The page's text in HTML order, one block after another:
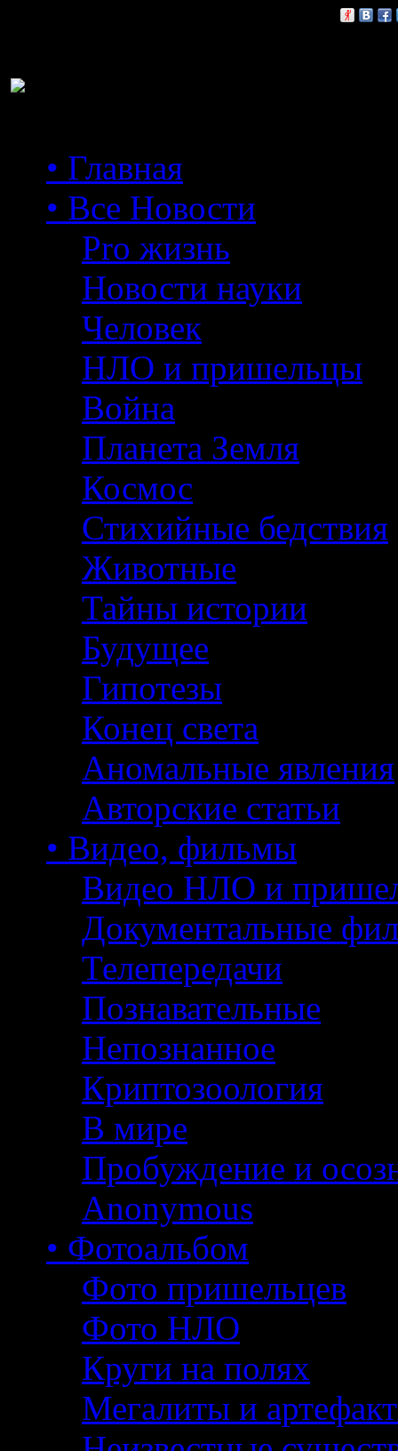
• Главная
• Все Новости
Pro жизнь
Новости науки
Человек
НЛО и пришельцы
Война
Планета Земля
Космос
Стихийные бедствия
Животные
Тайны истории
Будущее
Гипотезы
Конец света
Аномальные явления
Авторские статьи
• Видео, фильмы
Видео НЛО и
Документальные
Телепередачи
Познавательные
Непознанное
Криптозоология
В мире
Пробуждение и
Anonymous
• Фотоальбом
Фото пришельцев
Фото НЛО
Круги на полях
Мегалиты и